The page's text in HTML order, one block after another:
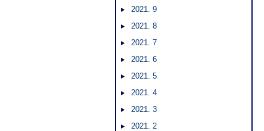
2021. 9
2021. 8
2021. 7
2021. 6
2021. 5
2021. 4
2021. 3
2021. 2